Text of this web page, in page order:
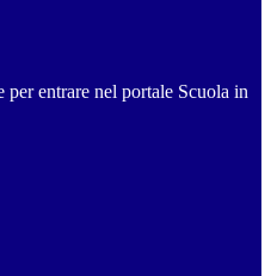
entrare nel portale Scuola in